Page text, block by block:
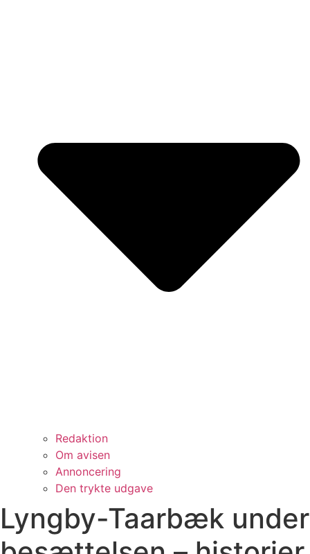
Redaktion
Om avisen
Annoncering
Den trykte udgave
Lyngby-Taarbæk under